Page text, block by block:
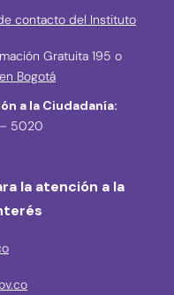
contacto del Instituto
Gratuita 195 o
Bogotá
a la Ciudadanía:
5020
la atención a la